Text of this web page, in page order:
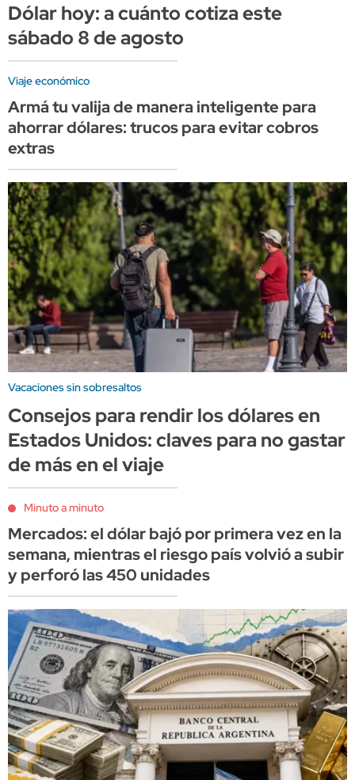
Dólar hoy: a cuánto cotiza este
sábado 8 de agosto
Viaje económico
Armá tu valija de manera inteligente para
ahorrar dólares: trucos para evitar cobros
extras
Vacaciones sin sobresaltos
Consejos para rendir los dólares en
Estados Unidos: claves para no gastar
de más en el viaje
Minuto a minuto
Mercados: el dólar bajó por primera vez en la
semana, mientras el riesgo país volvió a subir
y perforó las 450 unidades